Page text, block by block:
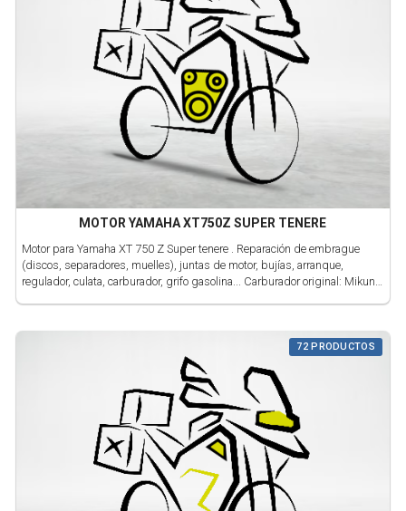
MOTOR YAMAHA XT750Z SUPER TENERE
Motor para Yamaha XT 750 Z Super tenere . Reparación de embrague
(discos, separadores, muelles), juntas de motor, bujías, arranque,
regulador, culata, carburador, grifo gasolina... Carburador original: Mikuni
72 PRODUCTOS